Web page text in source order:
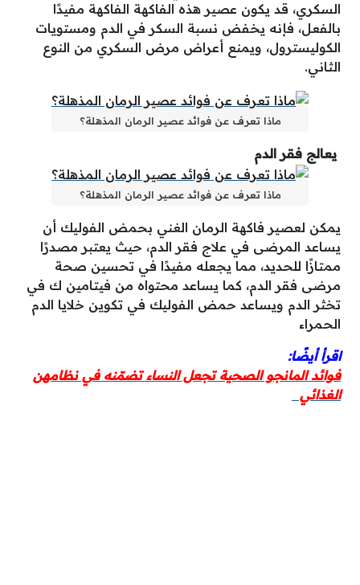
السكري، قد يكون عصير هذه الفاكهة الفاكهة مفيدًا
بالفعل، فإنه يخفض نسبة السكر في الدم ومستويات
الكوليسترول، ويمنع أعراض مرض السكري من النوع
الثاني.
ماذا تعرف عن فوائد عصير الرمان المذهلة؟
يعالج فقر الدم
ماذا تعرف عن فوائد عصير الرمان المذهلة؟
يمكن لعصير فاكهة الرمان الغني بحمض الفوليك أن
يساعد المرضى في علاج فقر الدم، حيث يعتبر مصدرًا
ممتازًا للحديد، مما يجعله مفيدًا في تحسين صحة
مرضى فقر الدم، كما يساعد محتواه من فيتامين ك في
تخثر الدم ويساعد حمض الفوليك في تكوين خلايا الدم
الحمراء
اقرأ أيضًا:
فوائد المانجو الصحية تجعل النساء تضمّنه في نظامهن
الغذائي